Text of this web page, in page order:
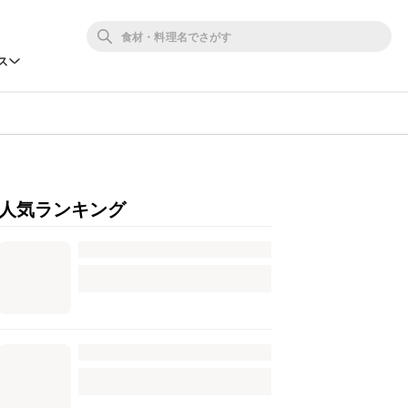
人気ランキング